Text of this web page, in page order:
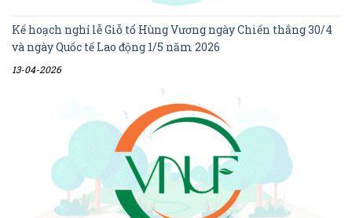
Kế hoạch nghỉ lễ Giỗ tổ Hùng Vương ngày Chiến thắng 30/4
và ngày Quốc tế Lao động 1/5 năm 2026
13-04-2026